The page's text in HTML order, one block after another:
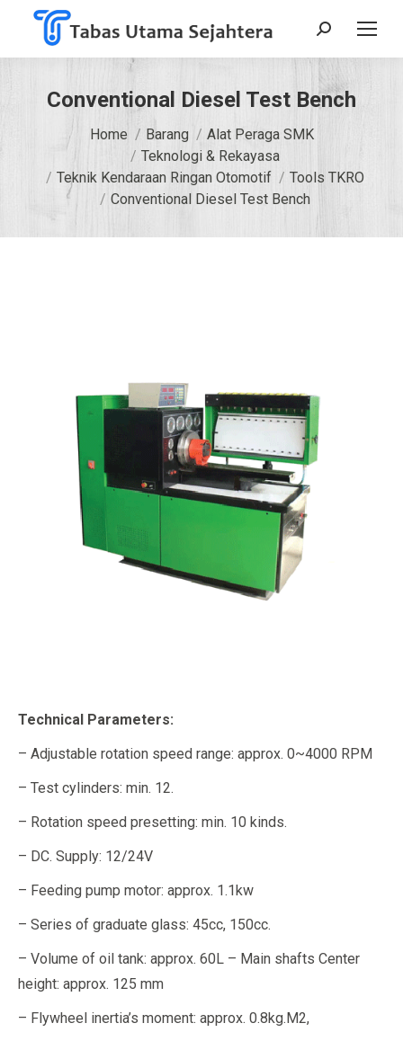
Search:
Conventional Diesel Test Bench
You are here:Home Barang
Alat Peraga SMK
Teknologi & Rekayasa
Teknik Kendaraan Ringan Otomotif
Tools TKRO
Conventional Diesel Test Bench
Technical Parameters:
– Adjustable rotation speed range: approx. 0~4000 RPM
– Test cylinders: min. 12.
– Rotation speed presetting: min. 10 kinds.
– DC. Supply: 12/24V
– Feeding pump motor: approx. 1.1kw
– Series of graduate glass: 45cc, 150cc.
– Volume of oil tank: approx. 60L – Main shafts Center
height: approx. 125 mm
– Flywheel inertia’s moment: approx. 0.8kg.M2,